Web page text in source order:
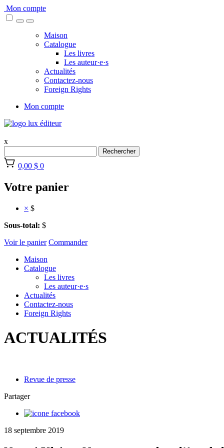
Skip
to
Mon compte
Maison
Catalogue
Les livres
Les auteur·e·s
Actualités
Contactez-nous
Foreign Rights
Mon compte
x
Rechercher
0,00 $ 0
Votre panier
× $
Sous-total: $
Voir le panier Commander
Maison
Catalogue
Les livres
Les auteur·e·s
Actualités
Contactez-nous
Foreign Rights
ACTUALITÉS
Revue de presse
Partager
18 septembre 2019